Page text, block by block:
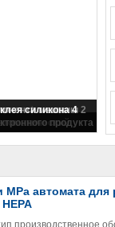
фильтра
автомата для
производственное